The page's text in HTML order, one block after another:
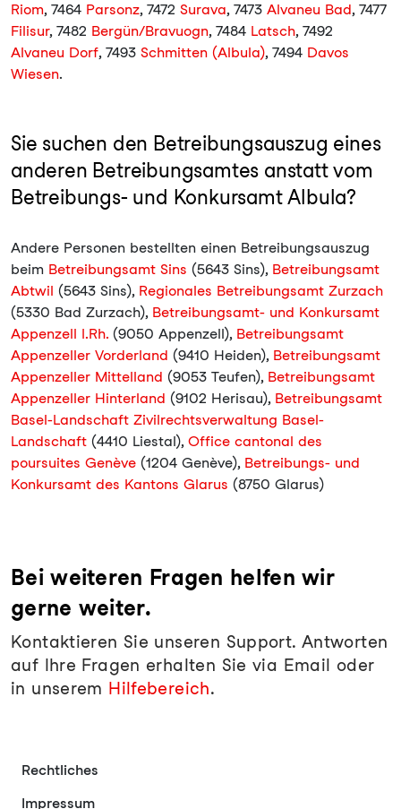
Riom, 7464 Parsonz, 7472 Surava, 7473 Alvaneu Bad, 7477
Filisur, 7482 Bergün/Bravuogn, 7484 Latsch, 7492
Alvaneu Dorf, 7493 Schmitten (Albula), 7494 Davos
Wiesen.
Sie suchen den Betreibungsauszug eines
anderen Betreibungsamtes anstatt vom
Betreibungs- und Konkursamt Albula?
Andere Personen bestellten einen Betreibungsauszug
beim Betreibungsamt Sins (5643 Sins), Betreibungsamt
Abtwil (5643 Sins), Regionales Betreibungsamt Zurzach
(5330 Bad Zurzach), Betreibungsamt- und Konkursamt
Appenzell I.Rh. (9050 Appenzell), Betreibungsamt
Appenzeller Vorderland (9410 Heiden), Betreibungsamt
Appenzeller Mittelland (9053 Teufen), Betreibungsamt
Appenzeller Hinterland (9102 Herisau), Betreibungsamt
Basel-Landschaft Zivilrechtsverwaltung Basel-
Landschaft (4410 Liestal), Office cantonal des
poursuites Genève (1204 Genève), Betreibungs- und
Konkursamt des Kantons Glarus (8750 Glarus)
Bei weiteren Fragen helfen wir
gerne weiter.
Kontaktieren Sie unseren Support. Antworten
auf Ihre Fragen erhalten Sie via Email oder
in unserem Hilfebereich.
Rechtliches
Impressum